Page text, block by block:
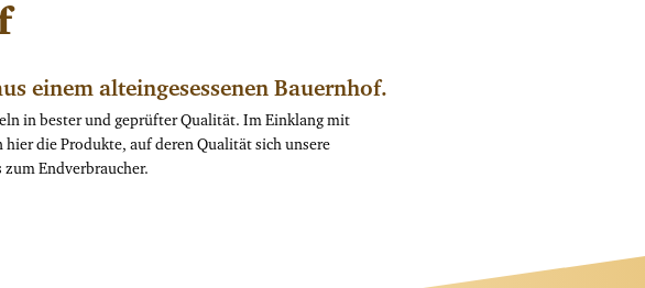
einem alteingesessenen Bauernhof.
in bester und geprüfter Qualität. Im Einklang mit
die Produkte, auf deren Qualität sich unsere
Endverbraucher.